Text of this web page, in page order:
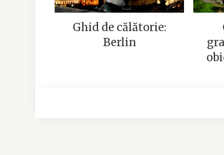
Ghid de călătorie:
Berlin